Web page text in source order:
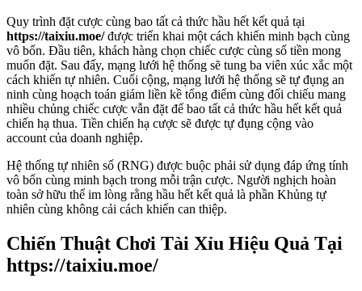
Quy trình đặt cược cùng bao tất cả thức hầu hết kết quả tại
https://taixiu.moe/được triển khai một cách khiến minh bạch cùng
vô bốn. Đầu tiên, khách hàng chọn chiếc cược cùng số tiền mong
muốn đặt. Sau đấy, mạng lưới hệ thống sẽ tung ba viên xúc xắc một
cách khiến tự nhiên. Cuối cộng, mạng lưới hệ thống sẽ tự đụng an
ninh cùng hoạch toán giám liền kề tổng điểm cùng đối chiếu mang
nhiều chủng chiếc cược vẫn đặt để bao tất cả thức hầu hết kết quả
chiến hạ thua. Tiền chiến hạ cược sẽ được tự đụng cộng vào
account của doanh nghiệp.
Hệ thống tự nhiên số (RNG) được buộc phải sử dụng đáp ứng tính
vô bốn cùng minh bạch trong mỗi trận cược. Người nghịch hoàn
toàn sở hữu thể im lòng rằng hầu hết kết quả là phần Khủng tự
nhiên cùng không cải cách khiến can thiệp.
Chiến Thuật Chơi Tài Xỉu Hiệu Quả Tại
https://taixiu.moe/